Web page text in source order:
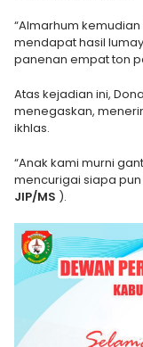
“Almarhum
mendapat hasil
panenan empat ton
Atas kejadian ini,
menegaskan,
ikhlas.
“Anak kami murni
mencurigai siapa
JIP/MS ).